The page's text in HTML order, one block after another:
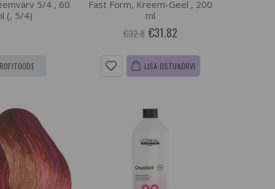
5/4 , 60
(, 5/4)
Fast Form, Kreem-Geel , 200
ml
€32.8 €31.82
LISA OSTUKORVI